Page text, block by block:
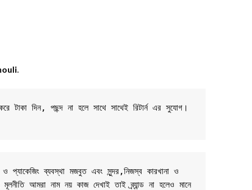
.
টাকা দিন, পছন্দ না হলে সাথে সাথেই রিটার্ন এর সুযোগ।
ও প্যাকেজিং ব্যবস্থা মজবুত এবং সুন্দর,নিজস্ব কারখানা ও
আমরা নাম নয় কাজ দেখাই তাই ব্র্যান্ড না হলেও মানে